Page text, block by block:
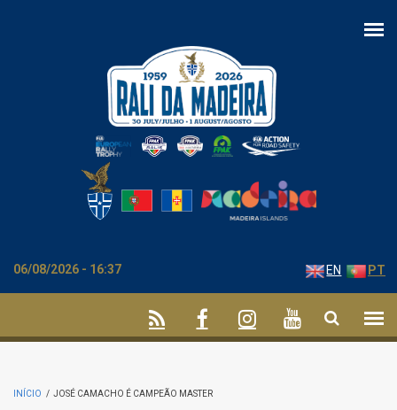
06/08/2026 - 16:37 EN PT
INÍCIO / JOSÉ CAMACHO É CAMPEÃO MASTER